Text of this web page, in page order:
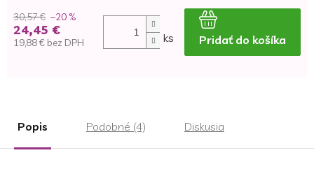
30,57 € –20 %
24,45 €
19,88 € bez DPH ks Pridať do košíka
Popis Podobné (4) Diskusia